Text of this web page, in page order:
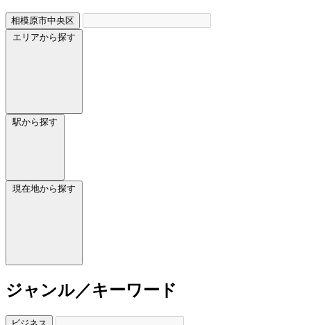
相模原市中央区
エリアから探す
駅から探す
現在地から探す
ジャンル／キーワード